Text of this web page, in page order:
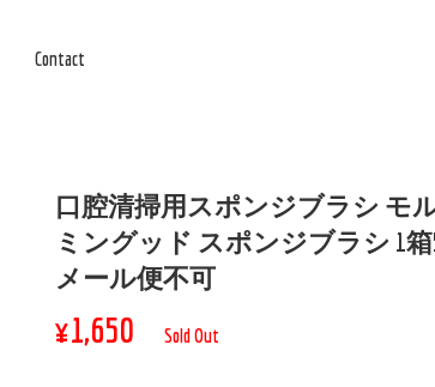
Contact
口腔清掃用スポンジブラシ モ
ミングッド スポンジブラシ 1箱
メール便不可
¥1,650 Sold Out